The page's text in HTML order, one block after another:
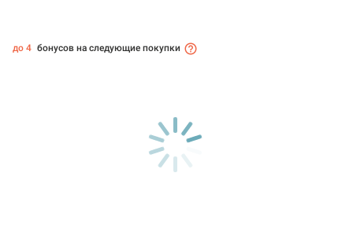
до 4 бонусов на следующие покупки